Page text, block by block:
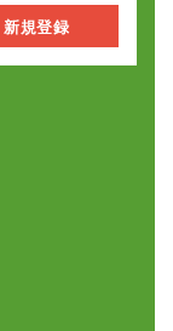
新規登録